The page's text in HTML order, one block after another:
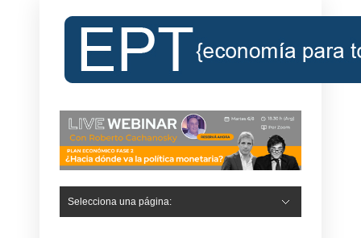
Selecciona una página: